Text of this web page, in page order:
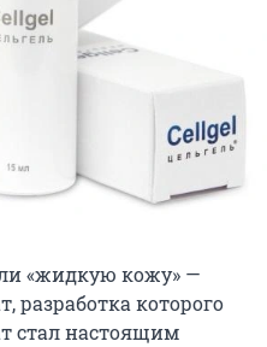
«жидкую кожу» —
которого
стал настоящим